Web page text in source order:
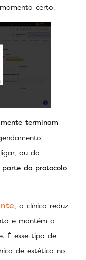
certo.
terminam
ou da
parte do protocolo
, a clínica reduz
e mantém a
É esse tipo de
de estética no